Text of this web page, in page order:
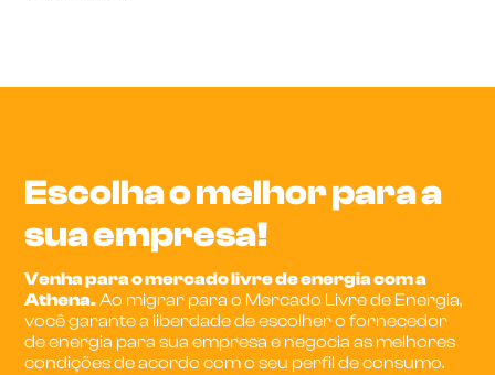
Escolha o melhor para a
sua empresa!
Venha para o mercado livre de energia com a
Athena.Ao migrar para o Mercado Livre de Energia,
você garante a liberdade de escolher o fornecedor
de energia para sua empresa e negocia as melhores
condições de acordo com o seu perfil de consumo.